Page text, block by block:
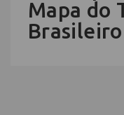
Mapa do
Brasileiro